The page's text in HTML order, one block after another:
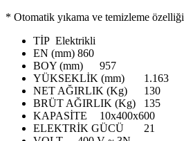
* Otomatik yıkama ve temizleme özelliği
TİP Elektrikli
EN (mm) 860
BOY (mm)
957
YÜKSEKLİK (mm)
1.163
NET AĞIRLIK (Kg)
130
BRÜT AĞIRLIK (Kg)
135
KAPASİTE
10x400x600
ELEKTRİK GÜCÜ
21